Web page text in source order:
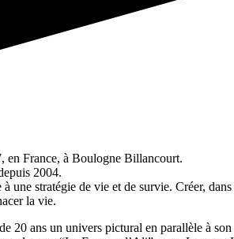
en France, à Boulogne Billancourt.
2004.
une stratégie de vie et de survie. Créer,
la vie.
20 ans un univers pictural en parallèle à